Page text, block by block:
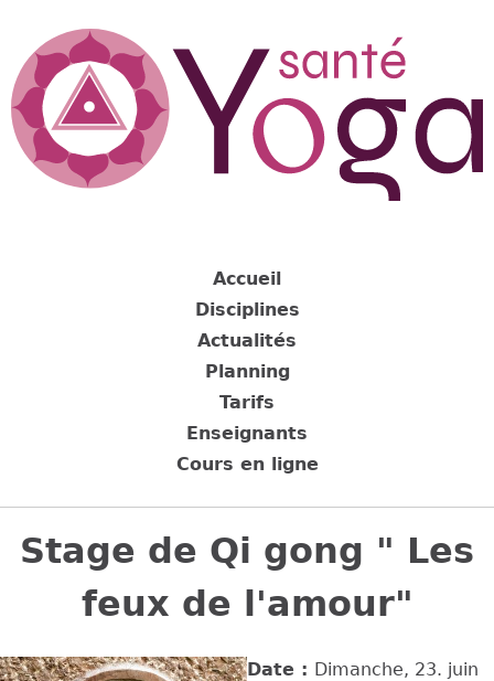
navigation
Back
topStage de Qi gong " Les
feux de l'amour"
Date : Dimanche, 23. juin
Accueil
Disciplines
Actualités
Planning
Tarifs
Enseignants
Cours en ligne